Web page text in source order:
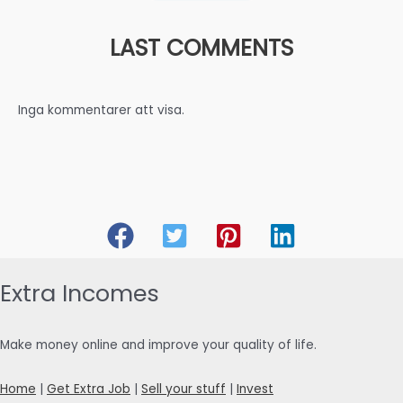
LAST COMMENTS
Inga kommentarer att visa.
Extra Incomes
Make money online and improve your quality of life.
Home | Get Extra Job | Sell your stuff | Invest